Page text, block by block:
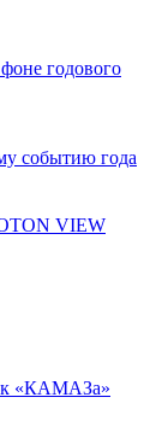
годового
событию года
VIEW
«КАМАЗа»